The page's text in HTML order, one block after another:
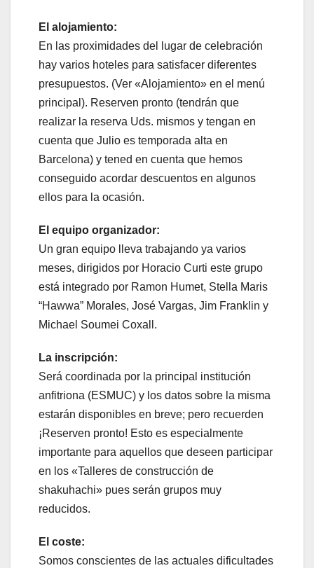
El alojamiento:
En las proximidades del lugar de celebración
hay varios hoteles para satisfacer diferentes
presupuestos. (Ver «Alojamiento» en el menú
principal). Reserven pronto (tendrán que
realizar la reserva Uds. mismos y tengan en
cuenta que Julio es temporada alta en
Barcelona) y tened en cuenta que hemos
conseguido acordar descuentos en algunos
ellos para la ocasión.
El equipo organizador:
Un gran equipo lleva trabajando ya varios
meses, dirigidos por Horacio Curti este grupo
está integrado por Ramon Humet, Stella Maris
“Hawwa” Morales, José Vargas, Jim Franklin y
Michael Soumei Coxall.
La inscripción:
Será coordinada por la principal institución
anfitriona (ESMUC) y los datos sobre la misma
estarán disponibles en breve; pero recuerden
¡Reserven pronto! Esto es especialmente
importante para aquellos que deseen participar
en los «Talleres de construcción de
shakuhachi» pues serán grupos muy
reducidos.
El coste:
Somos conscientes de las actuales dificultades